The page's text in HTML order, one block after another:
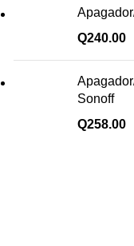
Q240.00
Sonoff
Q258.00